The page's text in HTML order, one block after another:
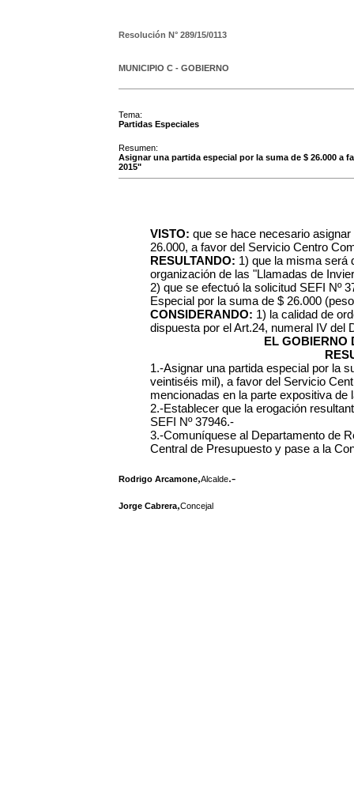
Resolución N° 289/15/0113
MUNICIPIO C - GOBIERNO
Tema:
Partidas Especiales
Resumen:
Asignar una partida especial por la suma de $ 26.000 a
2015"
VISTO: que se hace necesario
26.000, a favor del Servicio Centro
RESULTANDO: 1) que la misma será
organización de las "Llamadas de
2) que se efectuó la solicitud SEFI Nº
Especial por la suma de $ 26.000
CONSIDERANDO: 1) la calidad de
dispuesta por el Art.24, numeral IV del
EL GOBIERNO
1.-Asignar una partida especial por la
veintiséis mil), a favor del Servicio
mencionadas en la parte expositiva de
2.-Establecer que la erogación
SEFI Nº 37946.-
3.-Comuníquese al Departamento de
Central de Presupuesto y pase a la
Rodrigo Arcamone,Alcalde.-
Jorge Cabrera,Concejal